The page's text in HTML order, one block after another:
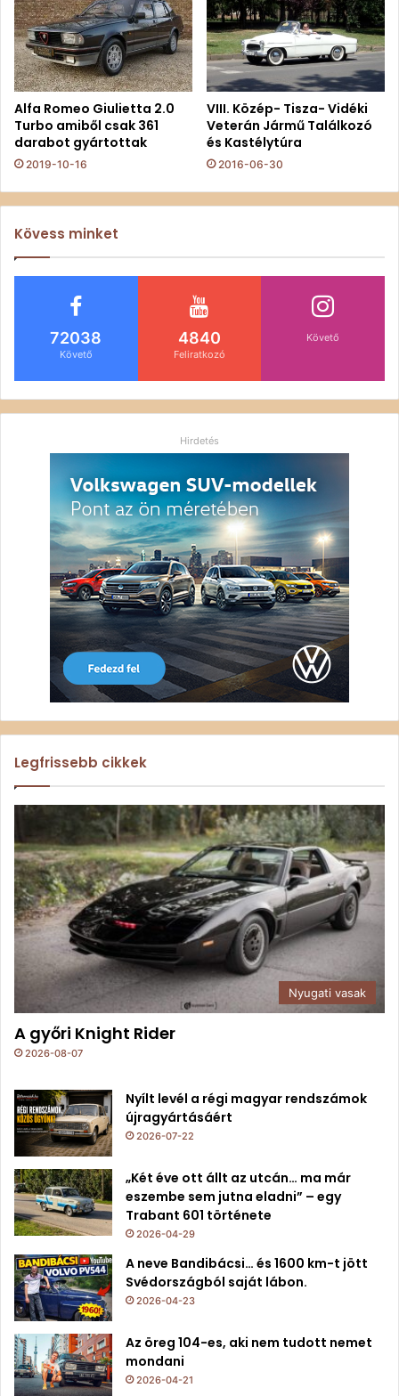
Alfa Romeo Giulietta 2.0
Turbo amiből csak 361
darabot gyártottak
2019-10-16
VIII. Közép- Tisza- Vidéki
Veterán Jármű Találkozó
és Kastélytúra
2016-06-30
Kövess minket
72038
Követő
4840
Feliratkozó
Követő
Hirdetés
Legfrissebb cikkek
Nyugati vasak
A győri Knight Rider
2026-08-07
Nyílt levél a régi magyar rendszámok
újragyártásáért
2026-07-22
„Két éve ott állt az utcán… ma már
eszembe sem jutna eladni” – egy
Trabant 601 története
2026-04-29
A neve Bandibácsi… és 1600 km-t jött
Svédországból saját lábon.
2026-04-23
Az öreg 104-es, aki nem tudott nemet
mondani
2026-04-21